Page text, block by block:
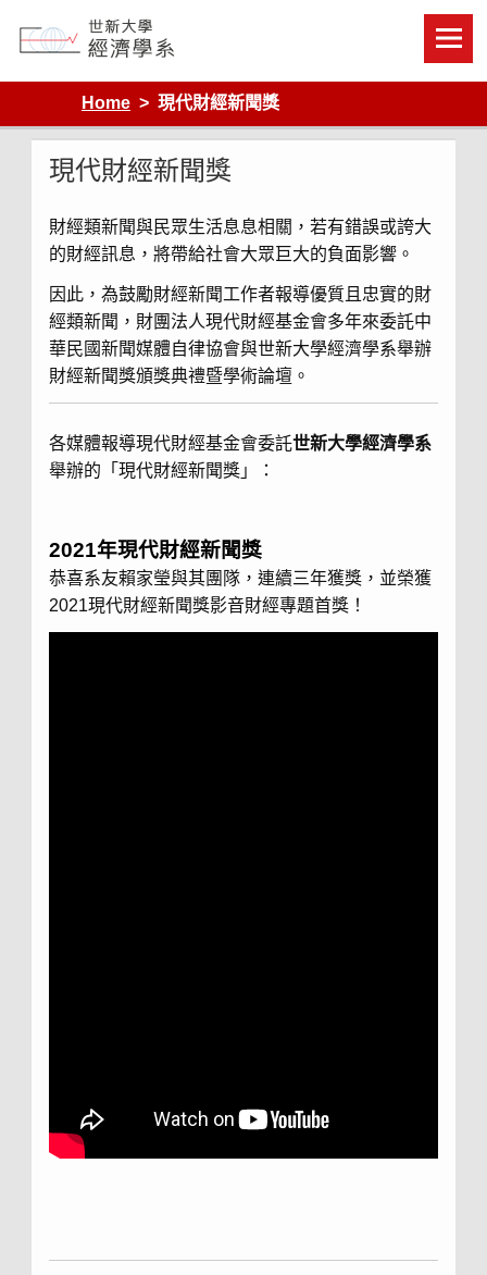
content
Department of Economics, Shih Hsin University
Home
現代財經新聞獎
現代財經新聞獎
財經類新聞與民眾生活息息相關，若有錯誤或誇大
的財經訊息，將帶給社會大眾巨大的負面影響。
因此，為鼓勵財經新聞工作者報導優質且忠實的財
經類新聞，財團法人現代財經基金會多年來委託中
華民國新聞媒體自律協會與世新大學經濟學系舉辦
財經新聞獎頒獎典禮暨學術論壇。
各媒體報導現代財經基金會委託世新大學經濟學系
舉辦的「現代財經新聞獎」：
2021年現代財經新聞獎
恭喜系友賴家瑩與其團隊，連續三年獲獎，並榮獲
2021現代財經新聞獎影音財經專題首獎！